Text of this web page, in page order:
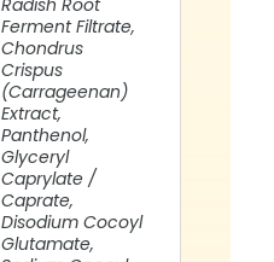
Radish Root
Ferment Filtrate,
Chondrus
Crispus
(Carrageenan)
Extract,
Panthenol,
Glyceryl
Caprylate /
Caprate,
Disodium Cocoyl
Glutamate,